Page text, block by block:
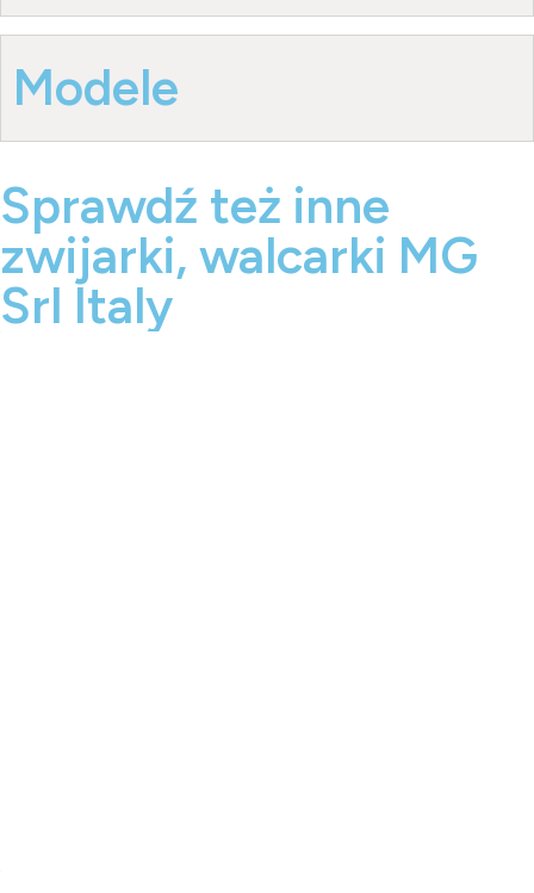
Modele
Sprawdź też inne
zwijarki, walcarki MG
Srl Italy